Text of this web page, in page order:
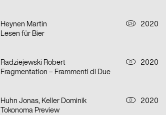
Heynen Martin CH
2020
Lesen für Bier
Radziejewski Robert D
2020
Fragmentation – Frammenti di Due
Huhn Jonas, Keller Dominik D
2020
Tokonoma Preview